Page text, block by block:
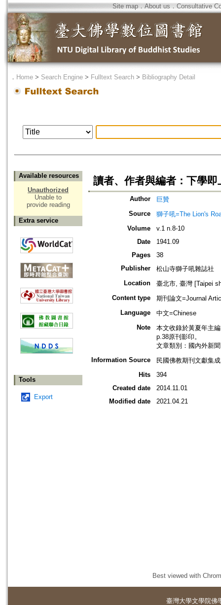
Site map．About us ． Consultative
． Home > Search Engine > Fulltext Search > Bibliography Detail
Available resources
Unauthorized
Unable to
provide reading
Extra service
Tools
Export
讀者、作者與編者：下學即
Author
巨贊
Source
獅子吼=The Lion's
Volume
v.1 n.8-10
Date
1941.09
Pages
38
Publisher
松山寺獅子吼雜誌社
Location
臺北市, 臺灣 [Taipei
Content type
期刊論文=Journal
Language
中文=Chinese
Note
本文收錄於黃夏年主
p.38原刊影印。
文章類別：國內外新
Information Source
民國佛教期刊文獻集
Hits
394
Created date
2014.11.01
Modified date
2021.04.21
Best viewed with
臺灣大學文學院佛